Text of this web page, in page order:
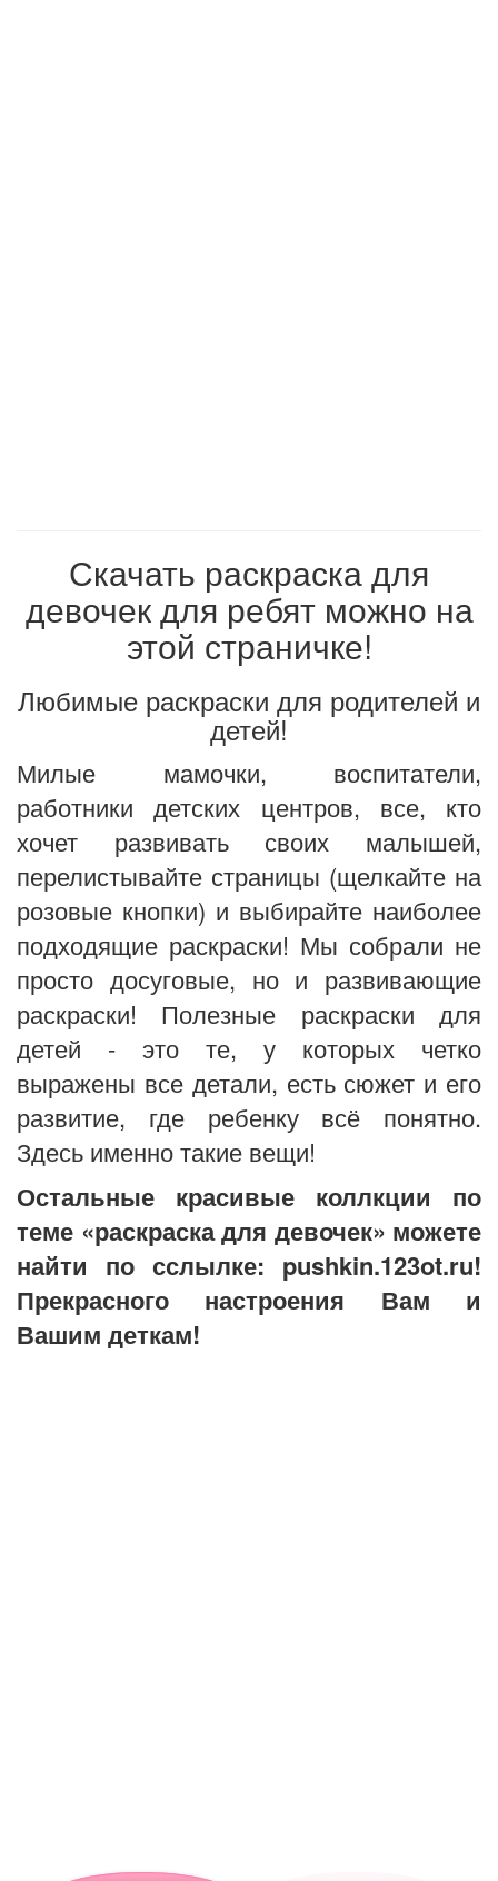
Скачать раскраска для
девочек для ребят можно на
этой страничке!
Любимые раскраски для родителей и
детей!
Милые мамочки, воспитатели,
работники детских центров, все, кто
хочет развивать своих малышей,
перелистывайте страницы (щелкайте на
розовые кнопки) и выбирайте наиболее
подходящие раскраски! Мы собрали не
просто досуговые, но и развивающие
раскраски! Полезные раскраски для
детей - это те, у которых четко
выражены все детали, есть сюжет и его
развитие, где ребенку всё понятно.
Здесь именно такие вещи!
Остальные красивые коллкции по
теме «раскраска для девочек» можете
найти по сслылке: pushkin.123ot.ru!
Прекрасного настроения Вам и
Вашим деткам!